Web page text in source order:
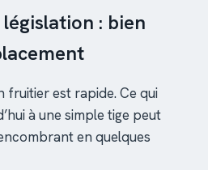
: bien
fruitier est rapide. Ce qui
à une simple tige peut
en quelques